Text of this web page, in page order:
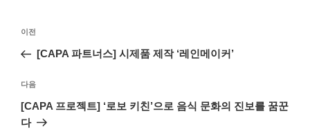
이전
[CAPA 파트너스] 시제품 제작 ‘레인메이커’
다음
[CAPA 프로젝트] ‘로보 키친’으로 음식 문화의 진보를 꿈꾼
다